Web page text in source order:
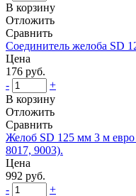
В корзину
Отложить
Сравнить
Соединитель желоба SD
Цена
176 руб.
-
+
В корзину
Отложить
Сравнить
Желоб SD 125 мм 3 м евро
8017, 9003).
Цена
992 руб.
-
+